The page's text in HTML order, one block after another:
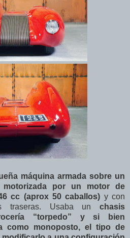
máquina armada sobre un
por un motor de
cc (aprox 50 caballos) y con
traseras. Usaba un chasis
“torpedo” y si bien
como monoposto, el tipo de